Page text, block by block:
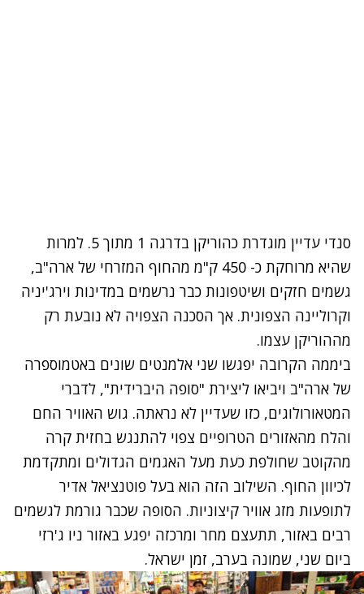
סנדי עדיין מוגדרת כהוריקן בדרגה 1 מתוך 5. למרות
שהיא מרוחקת כ- 450 ק"מ מהחוף המזרחי של ארה"ב,
גשמים חזקים ושיטפונות כבר נרשמים במדינות וירג'יניה
וקרוליינה הצפונית. אך הסכנה הצפויה לא נובעת רק
מההוריקן עצמו.
ביממה הקרובה יפגשו שני אלמנטים שונים באטמוספרה
של ארה"ב ויביאו ליצירת "סופה היברידית", לדברי
המטאורולוגים, כזו שעדיין לא נראתה. גוש האוויר החם
והלח מהאזורים הטרופיים צפוי להתנגש בחזית קרה
מהקוטב שחולפת כעת מעל האגמים הגדולים ומתקדמת
לכיוון החוף. השילוב הזה הוא בעל פוטנציאל אדיר
לתופעות מזג אוויר קיצוניות. הסופה שכבר גורמת לגשמים
רבים באזור, תתעצם מחר ומרכזה יפגע באזור ניו ג'רזי
ביום שני, שמונה בערב, זמן ישראל.